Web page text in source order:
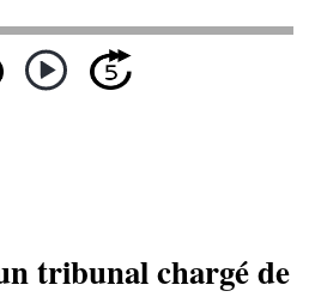
tribunal chargé de